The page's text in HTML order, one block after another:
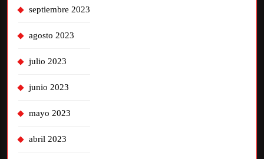
septiembre 2023
agosto 2023
julio 2023
junio 2023
mayo 2023
abril 2023